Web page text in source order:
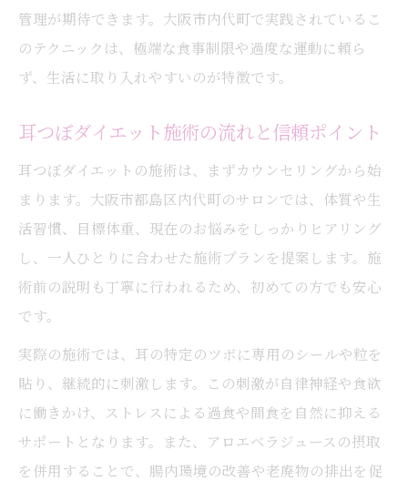
管理が期待できます。大阪市内代町で実践されているこ
のテクニックは、極端な食事制限や過度な運動に頼ら
ず、生活に取り入れやすいのが特徴です。
耳つぼダイエット施術の流れと信頼ポイント
耳つぼダイエットの施術は、まずカウンセリングから始
まります。大阪市都島区内代町のサロンでは、体質や生
活習慣、目標体重、現在のお悩みをしっかりヒアリング
し、一人ひとりに合わせた施術プランを提案します。施
術前の説明も丁寧に行われるため、初めての方でも安心
です。
実際の施術では、耳の特定のツボに専用のシールや粒を
貼り、継続的に刺激します。この刺激が自律神経や食欲
に働きかけ、ストレスによる過食や間食を自然に抑える
サポートとなります。また、アロエベラジュースの摂取
を併用することで、腸内環境の改善や老廃物の排出を促